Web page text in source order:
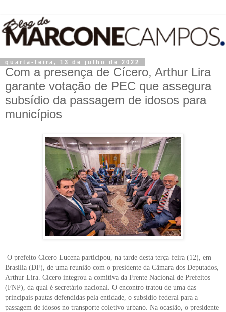
quarta-feira, 13 de julho de 2022
Com a presença de Cícero, Arthur Lira
garante votação de PEC que assegura
subsídio da passagem de idosos para
municípios
O prefeito Cícero Lucena participou, na tarde desta terça-feira (12), em
Brasília (DF), de uma reunião com o presidente da Câmara dos Deputados,
Arthur Lira. Cícero integrou a comitiva da Frente Nacional de Prefeitos
(FNP), da qual é secretário nacional. O encontro tratou de uma das
principais pautas defendidas pela entidade, o subsídio federal para a
passagem de idosos no transporte coletivo urbano. Na ocasião, o presidente